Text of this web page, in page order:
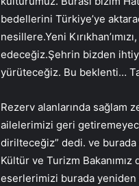
bedellerini Türkiye’ye
nesillere.Yeni
edeceğiz.Şehrin bizden
yürüteceğiz. Bu beklenti…
Rezerv alanlarında sağlam
ailelerimizi geri
dirilteceğiz” dedi. ve
Kültür ve Turizm
eserlerimizi burada yeniden